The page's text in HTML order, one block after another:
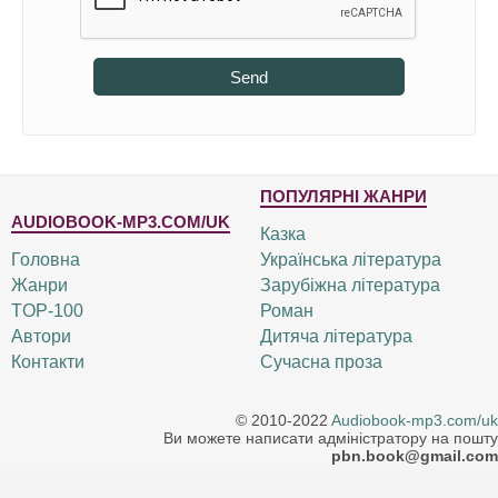
Send
AUDIOBOOK-MP3.COM/UK
Головна
Жанри
TOP-100
Автори
Контакти
ПОПУЛЯРНІ ЖАНРИ
Казка
Українська література
Зарубіжна література
Роман
Дитяча література
Сучасна проза
© 2010-2022 Audiobook-mp3.com/uk
Ви можете написати адміністратору на пошту
pbn.book@gmail.com